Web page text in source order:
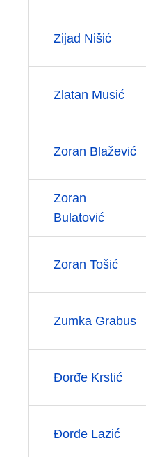
Zijad Nišić
Zlatan Musić
Zoran Blažević
Zoran
Bulatović
Zoran Tošić
Zumka Grabus
Đorđe Krstić
Đorđe Lazić